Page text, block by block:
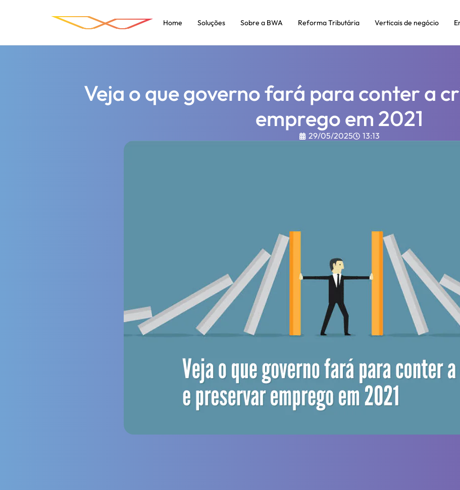
Home Soluções Sobre a BWA Reforma Tributária Verticais de negócio
Veja o que governo fará para conter a
emprego em 2021
29/05/2025 13:13